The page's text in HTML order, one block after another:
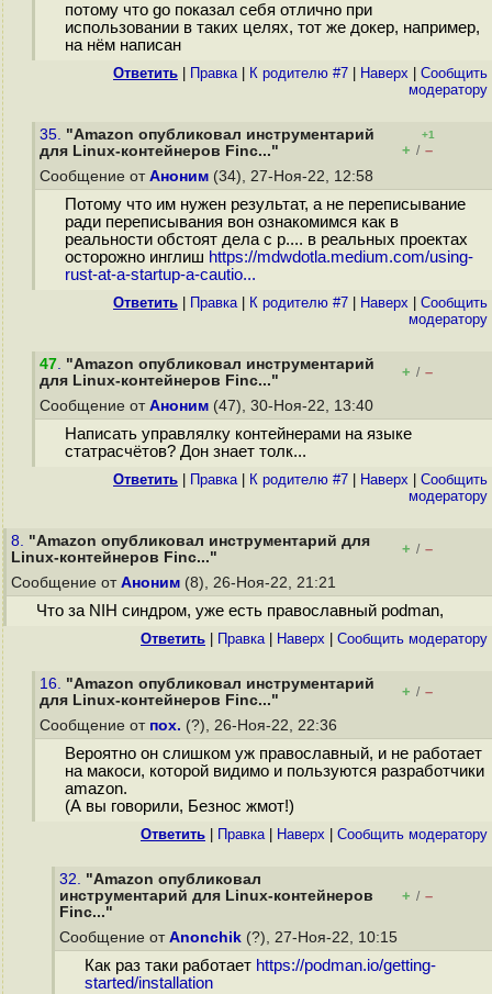
потому что go показал себя отлично при
использовании в таких целях, тот же докер, например,
на нём написан
Ответить Правка| К родителю #7 Наверх
Cообщить
модератору
35. "Amazon опубликовал инструментарий
для Linux-контейнеров Finc..."
+1
+ / –
Сообщение от Аноним (34), 27-Ноя-22, 12:58
Потому что им нужен результат, а не переписывание
ради переписывания вон ознакомимся как в
реальности обстоят дела с р.... в реальных проектах
осторожно инглиш https://mdwdotla.medium.com/using-
rust-at-a-startup-a-cautio...
Ответить Правка| К родителю #7 Наверх
Cообщить
модератору
47. "Amazon опубликовал инструментарий
для Linux-контейнеров Finc..."
+ / –
Сообщение от Аноним (47), 30-Ноя-22, 13:40
Написать управлялку контейнерами на языке
статрасчётов? Дон знает толк...
Ответить Правка| К родителю #7 Наверх
Cообщить
модератору
8. "Amazon опубликовал инструментарий для
Linux-контейнеров Finc..."
+ / –
Сообщение от Аноним (8), 26-Ноя-22, 21:21
Что за NIH синдром, уже есть православный podman,
Ответить Правка| Наверх Cообщить модератору
16. "Amazon опубликовал инструментарий
для Linux-контейнеров Finc..."
+ / –
Сообщение от пох. (?), 26-Ноя-22, 22:36
Вероятно он слишком уж православный, и не работает
на макоси, которой видимо и пользуются разработчики
amazon.
(А вы говорили, Безнос жмот!)
Ответить Правка| Наверх Cообщить модератору
32. "Amazon опубликовал
инструментарий для Linux-контейнеров
Finc..."
+ / –
Сообщение от Anonchik (?), 27-Ноя-22, 10:15
Как раз таки работает https://podman.io/getting-
started/installation